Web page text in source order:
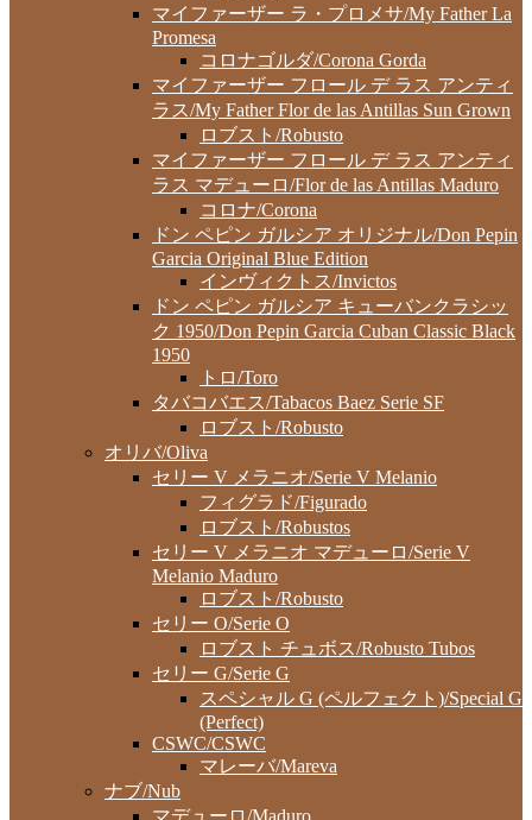
マイファーザー ラ・プロメサ/My Father La
Promesa
コロナゴルダ/Corona Gorda
マイファーザー フロール デ ラス アンティ
ラス/My Father Flor de las Antillas Sun Grown
ロブスト/Robusto
マイファーザー フロール デ ラス アンティ
ラス マデューロ/Flor de las Antillas Maduro
コロナ/Corona
ドン ペピン ガルシア オリジナル/Don Pepin
Garcia Original Blue Edition
インヴィクトス/Invictos
ドン ペピン ガルシア キューバンクラシッ
ク 1950/Don Pepin Garcia Cuban Classic Black
1950
トロ/Toro
タバコバエス/Tabacos Baez Serie SF
ロブスト/Robusto
オリバ/Oliva
セリー V メラニオ/Serie V Melanio
フィグラド/Figurado
ロブスト/Robustos
セリー V メラニオ マデューロ/Serie V
Melanio Maduro
ロブスト/Robusto
セリー O/Serie O
ロブスト チュボス/Robusto Tubos
セリー G/Serie G
スペシャル G (ペルフェクト)/Special G
(Perfect)
CSWC/CSWC
マレーバ/Mareva
ナブ/Nub
マデューロ/Maduro